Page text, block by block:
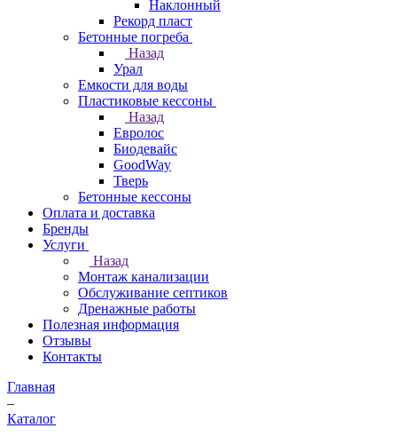
Наклонный
Рекорд пласт
Бетонные погреба
Назад
Урал
Емкости для воды
Пластиковые кессоны
Назад
Евролос
Биодевайс
GoodWay
Тверь
Бетонные кессоны
Оплата и доставка
Бренды
Услуги
Назад
Монтаж канализации
Обслуживание септиков
Дренажные работы
Полезная информация
Отзывы
Контакты
Главная
–
Каталог